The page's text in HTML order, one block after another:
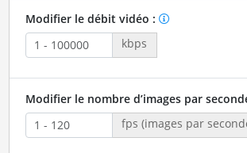
Modifier le débit vidéo :
kbps
Modifier le nombre d’images par
fps (images par